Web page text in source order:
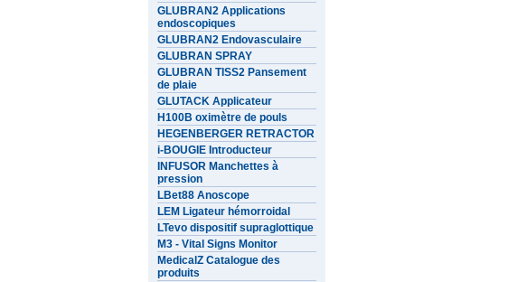
GLUBRAN2 Applications
endoscopiques
GLUBRAN2 Endovasculaire
GLUBRAN SPRAY
GLUBRAN TISS2 Pansement
de plaie
GLUTACK Applicateur
H100B oximètre de pouls
HEGENBERGER RETRACTOR
i-BOUGIE Introducteur
INFUSOR Manchettes à
pression
LBet88 Anoscope
LEM Ligateur hémorroidal
LTevo dispositif supraglottique
M3 - Vital Signs Monitor
MedicalZ Catalogue des
produits